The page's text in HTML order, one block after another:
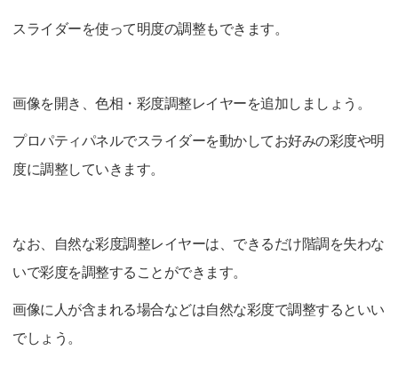
スライダーを使って明度の調整もできます。
画像を開き、色相・彩度調整レイヤーを追加しましょう。
プロパティパネルでスライダーを動かしてお好みの彩度や明
度に調整していきます。
なお、自然な彩度調整レイヤーは、できるだけ階調を失わな
いで彩度を調整することができます。
画像に人が含まれる場合などは自然な彩度で調整するといい
でしょう。